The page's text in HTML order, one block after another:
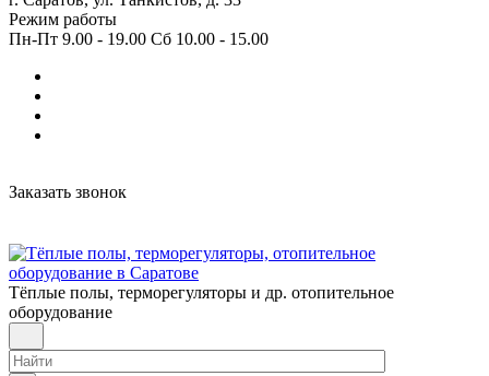
Режим работы
Пн-Пт 9.00 - 19.00 Сб 10.00 - 15.00
Заказать звонок
Тёплые полы, терморегуляторы и др. отопительное
оборудование